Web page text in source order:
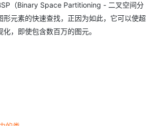
（Binary Space Partitioning - 二叉空间分
形元素的快速查找，正因为如此，它可以使超
，即使包含数百万的图元。